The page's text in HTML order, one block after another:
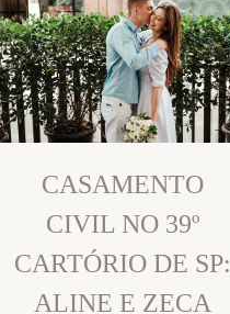
CASAMENTO
CIVIL NO 39º
CARTÓRIO DE SP:
ALINE E ZECA